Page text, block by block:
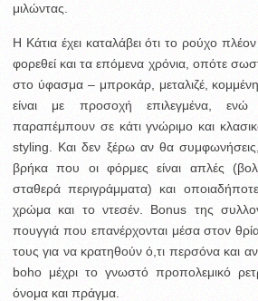
μιλώντας.
Η Κάτια έχει καταλάβει ότι το ρούχο
φορεθεί και τα επόμενα χρόνια, οπότε
στο ύφασμα – μπροκάρ, μεταλιζέ, κομμένη
είναι με προσοχή επιλεγμένα,
παραπέμπουν σε κάτι γνώριμο και
styling. Και δεν ξέρω αν θα
βρήκα που οι φόρμες είναι απλές
σταθερά περιγράμματα) και
χρώμα και το ντεσέν. Bonus της
πουγγιά που επανέρχονται μέσα στον
τους για να κρατηθούν ό,τι περσόνα και
boho μέχρι το γνωστό προπολεμικό
όνομα και πράγμα.